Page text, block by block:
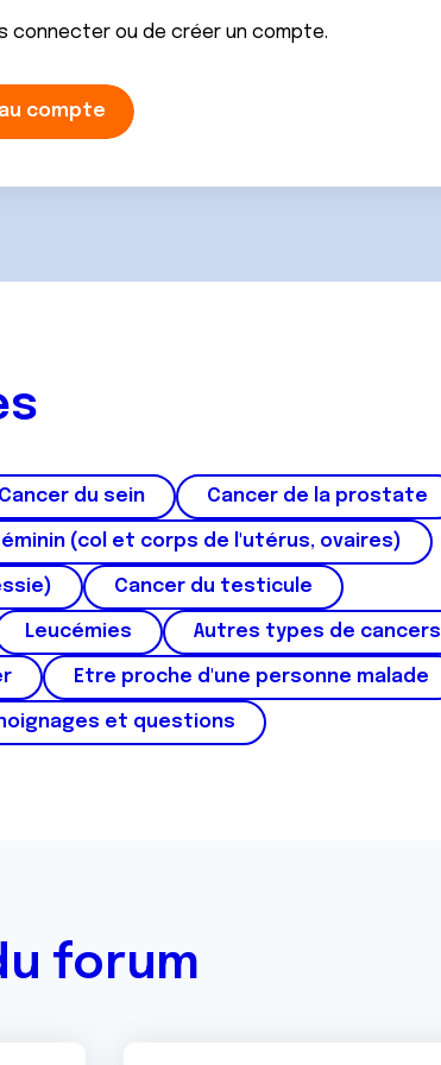
connecter ou de créer un compte.
compte
Cancer du sein Cancer de la prostate
(col et corps de l'utérus, ovaires)
Cancer du testicule
Leucémies Autres types de cancers
Etre proche d'une personne malade
et questions
forum